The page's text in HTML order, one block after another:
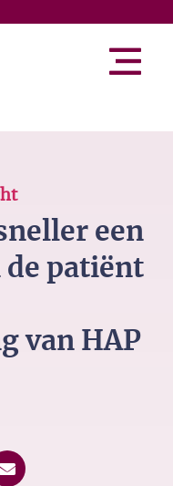
een
de patiënt
van HAP